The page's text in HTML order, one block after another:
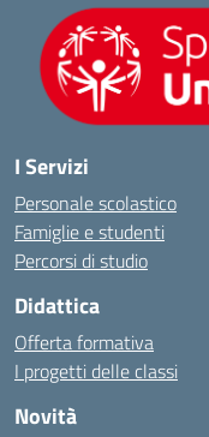
I Servizi
Personale scolastico
Famiglie e studenti
Percorsi di studio
Didattica
Offerta formativa
I progetti delle classi
Novità